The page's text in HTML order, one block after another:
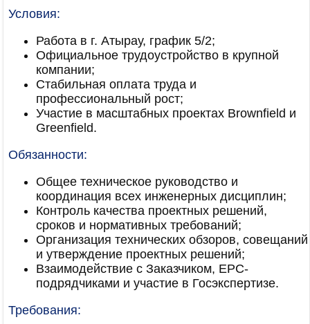
Условия:
Работа в г. Атырау, график 5/2;
Официальное трудоустройство в крупной
компании;
Стабильная оплата труда и
профессиональный рост;
Участие в масштабных проектах Brownfield и
Greenfield.
Обязанности:
Общее техническое руководство и
координация всех инженерных дисциплин;
Контроль качества проектных решений,
сроков и нормативных требований;
Организация технических обзоров, совещаний
и утверждение проектных решений;
Взаимодействие с Заказчиком, EPC-
подрядчиками и участие в Госэкспертизе.
Требования: